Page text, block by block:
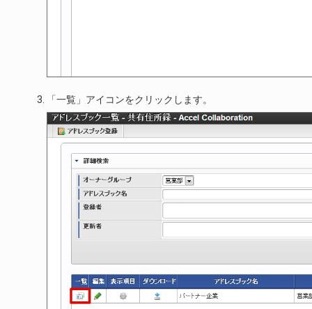
「一覧」アイコンをクリックします。